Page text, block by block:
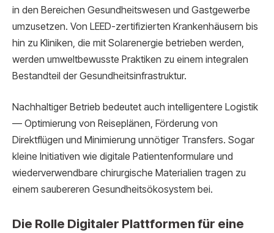
in den Bereichen Gesundheitswesen und Gastgewerbe
umzusetzen. Von LEED-zertifizierten Krankenhäusern bis
hin zu Kliniken, die mit Solarenergie betrieben werden,
werden umweltbewusste Praktiken zu einem integralen
Bestandteil der Gesundheitsinfrastruktur.
Nachhaltiger Betrieb bedeutet auch intelligentere Logistik
— Optimierung von Reiseplänen, Förderung von
Direktflügen und Minimierung unnötiger Transfers. Sogar
kleine Initiativen wie digitale Patientenformulare und
wiederverwendbare chirurgische Materialien tragen zu
einem saubereren Gesundheitsökosystem bei.
Die Rolle Digitaler Plattformen für eine